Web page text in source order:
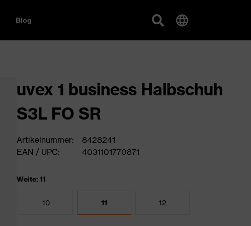
Blog
uvex 1 business Halbschuh
S3L FO SR
Artikelnummer:
8428241
EAN / UPC:
4031101770871
Weite: 11
10 11 12